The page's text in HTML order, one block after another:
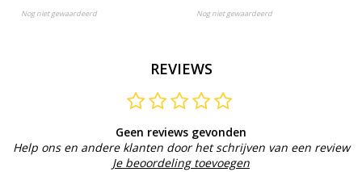
Nog niet gewaardeerd Nog niet gewaardeerd
REVIEWS
Geen reviews gevonden
Help ons en andere klanten door het schrijven van een review
Je beoordeling toevoegen